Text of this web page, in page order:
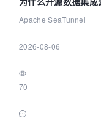
Apache SeaTunnel
2026-08-06
70